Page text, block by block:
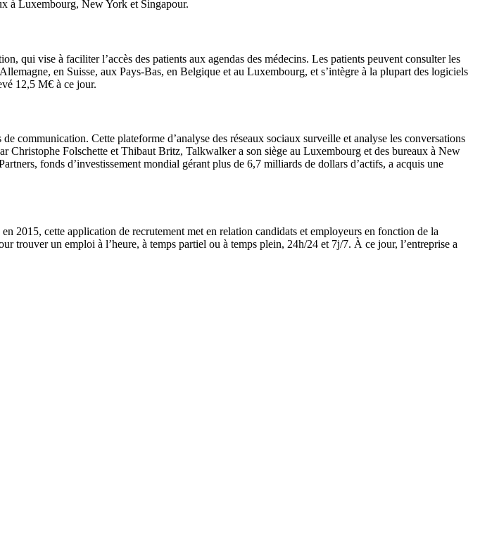
à Luxembourg, New York et Singapour.
qui vise à faciliter l’accès des patients aux agendas des médecins. Les patients peuvent consulter les
en Suisse, aux Pays-Bas, en Belgique et au Luxembourg, et s’intègre à la plupart des logiciels
12,5 M€ à ce jour.
communication. Cette plateforme d’analyse des réseaux sociaux surveille et analyse les conversations
Christophe Folschette et Thibaut Britz, Talkwalker a son siège au Luxembourg et des bureaux à New
fonds d’investissement mondial gérant plus de 6,7 milliards de dollars d’actifs, a acquis une
2015, cette application de recrutement met en relation candidats et employeurs en fonction de la
trouver un emploi à l’heure, à temps partiel ou à temps plein, 24h/24 et 7j/7. À ce jour, l’entreprise a